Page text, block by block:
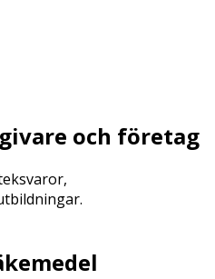
och företag